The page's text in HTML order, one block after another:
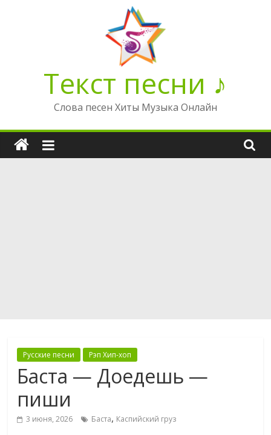
Текст песни ♪
Слова песен Хиты Музыка Онлайн
Русские песни Рэп Хип-хоп
Баста — Доедешь —
пиши
3 июня, 2026 Баста, Каспийский груз